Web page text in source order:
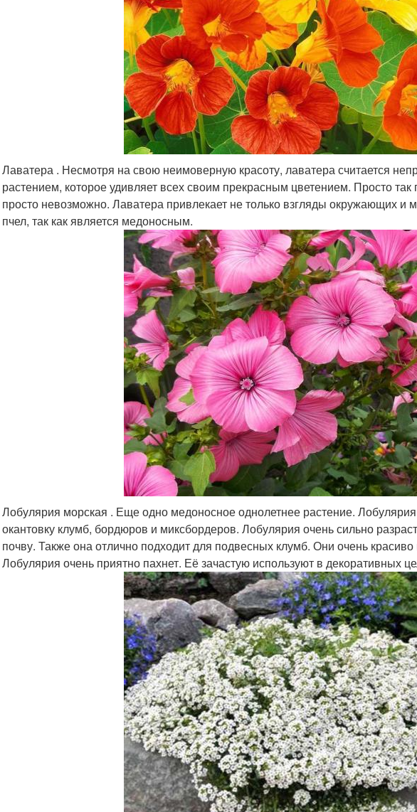
Лаватера . Несмотря на свою неимоверную красоту, лаватера считается
растением, которое удивляет всех своим прекрасным цветением. Просто так
просто невозможно. Лаватера привлекает не только взгляды окружающих
пчел, так как является медоносным.
Лобулярия морская . Еще одно медоносное однолетнее растение. Лобулярия
окантовку клумб, бордюров и миксбордеров. Лобулярия очень сильно
почву. Также она отлично подходит для подвесных клумб. Они очень красиво
Лобулярия очень приятно пахнет. Её зачастую используют в декоративных